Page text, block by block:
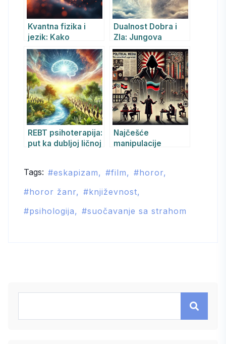
Kvantna fizika i
jezik: Kako
lingvistika i svest
oblikuju stvarnost
Dualnost Dobra i
Zla: Jungova
Perspektiva o
Hristu, Sotoni i
Psihološkoj
Realnosti Zla
REBT psihoterapija:
put ka dubljoj ličnoj
osvešćenju
Najčešće
manipulacije
režima i njihov
Tags: eskapizam film
horor
horor žanr
književnost
psihologija
suočavanje sa strahom